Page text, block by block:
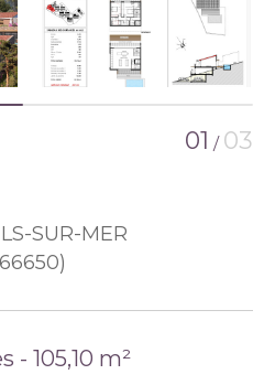
01 / 03
SUR-MER
- 105,10 m²